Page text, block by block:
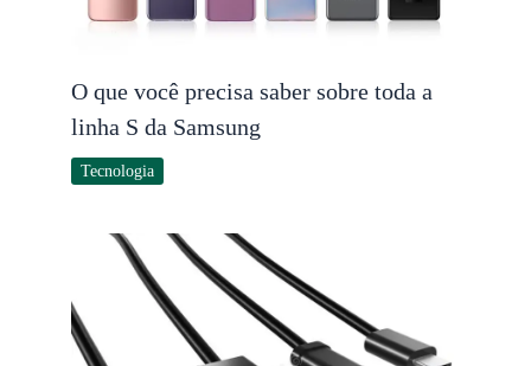
O que você precisa saber sobre toda a
linha S da Samsung
Tecnologia